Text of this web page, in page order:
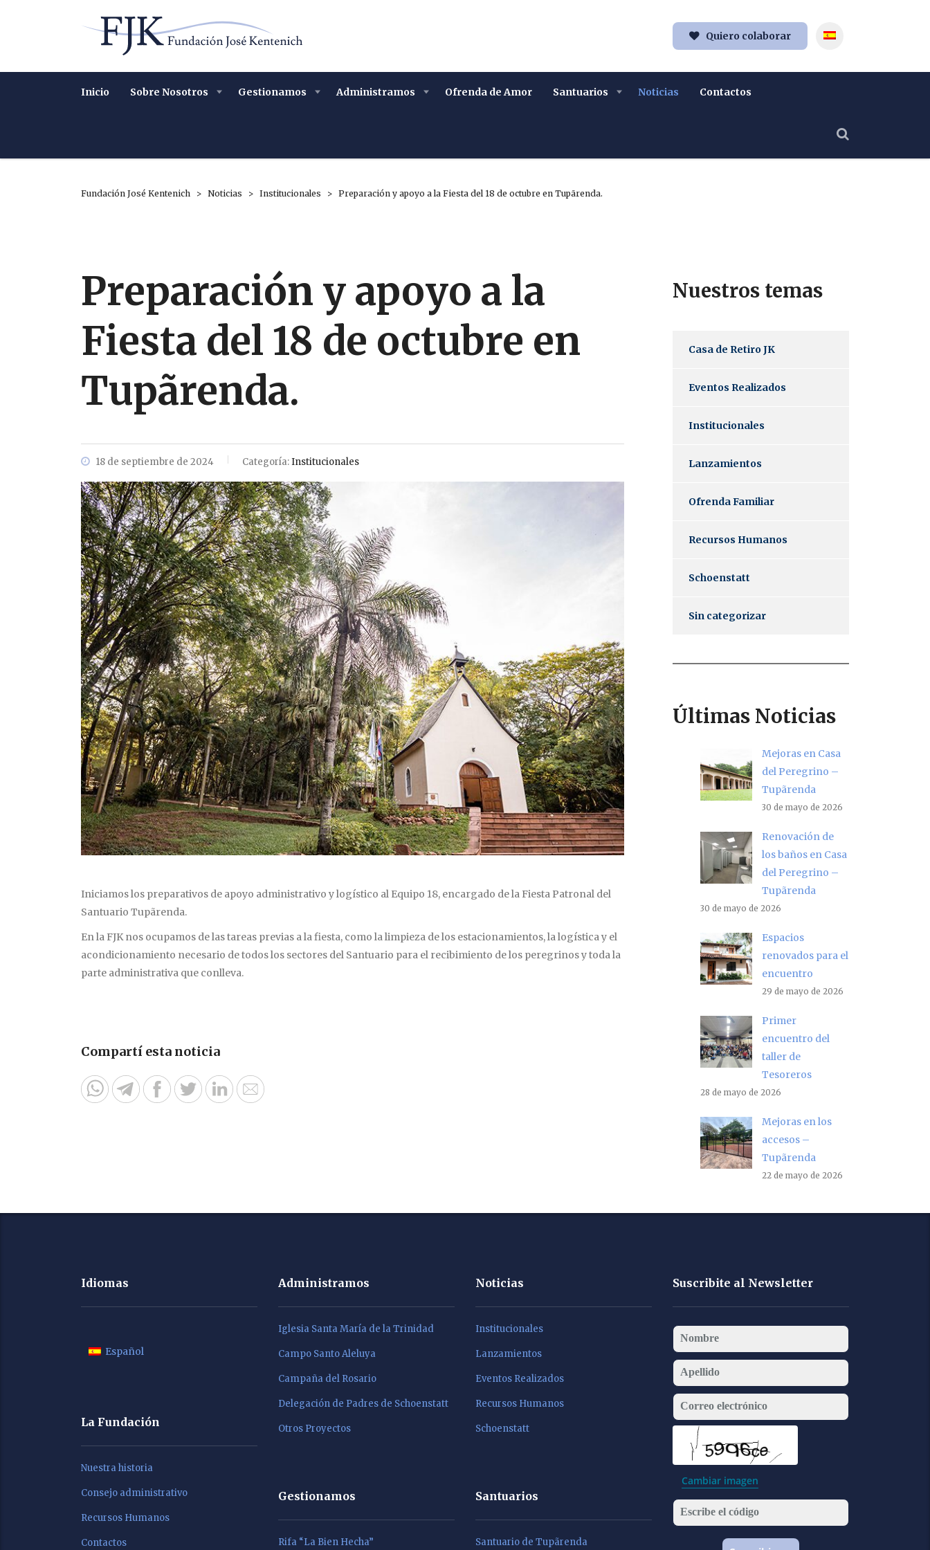
Quiero colaborar
Inicio Sobre Nosotros Gestionamos Administramos Ofrenda de Amor Santuarios Noticias Contactos
Fundación José Kentenich > Noticias > Institucionales > Preparación y apoyo a la Fiesta del 18 de octubre en Tupãrenda.
Preparación y apoyo a la
Fiesta del 18 de octubre en
Tupãrenda.
18 de septiembre de 2024 Categoría:Institucionales
Iniciamos los preparativos de apoyo administrativo y logístico al Equipo 18, encargado de la Fiesta Patronal del
Santuario Tupãrenda.
En la FJK nos ocupamos de las tareas previas a la fiesta, como la limpieza de los estacionamientos, la logística y el
acondicionamiento necesario de todos los sectores del Santuario para el recibimiento de los peregrinos y toda la
parte administrativa que conlleva.
Compartí esta noticia
Nuestros temas
Casa de Retiro JK
Eventos Realizados
Institucionales
Lanzamientos
Ofrenda Familiar
Recursos Humanos
Schoenstatt
Sin categorizar
Últimas Noticias
Mejoras en Casa
del Peregrino –
Tupãrenda
30 de mayo de 2026
Renovación de
los baños en Casa
del Peregrino –
Tupãrenda
30 de mayo de 2026
Espacios
renovados para el
encuentro
29 de mayo de 2026
Primer
encuentro del
taller de
Tesoreros
28 de mayo de 2026
Mejoras en los
accesos –
Tupãrenda
22 de mayo de 2026
Idiomas
Español
La Fundación
Nuestra historia
Consejo administrativo
Recursos Humanos
Contactos
Administramos
Iglesia Santa María de la Trinidad
Campo Santo Aleluya
Campaña del Rosario
Delegación de Padres de Schoenstatt
Otros Proyectos
Gestionamos
Rifa “La Bien Hecha”
Noticias
Institucionales
Lanzamientos
Eventos Realizados
Recursos Humanos
Schoenstatt
Santuarios
Santuario de Tupãrenda
Suscribite al Newsletter
Nombre
Apellido
Correo electrónico
Cambiar imagen
Escribe el código